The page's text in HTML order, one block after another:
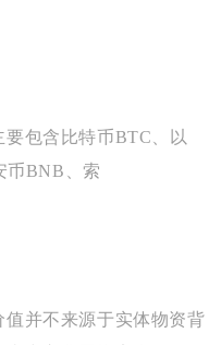
包含比特币BTC、以
币BNB、索
值并不来源于实体物资背